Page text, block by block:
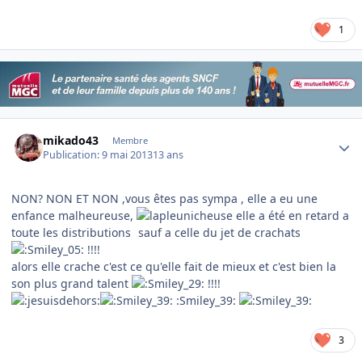
1
mikado43 Membre
Publication:9 mai 201313 ans
NON? NON ET NON ,vous êtes pas sympa , elle a eu une
enfance malheureuse,
elle a été en retard a
toute les distributions sauf a celle du jet de crachats
!!!!
alors elle crache c'est ce qu'elle fait de mieux et c'est bien la
son plus grand talent
!!!!
:Smiley_39:
3